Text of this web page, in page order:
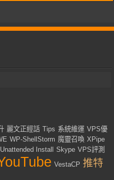
麗文正經話 Tips 系統維運 VPS優
WP-ShellStorm 魔靈召喚 XPipe
Unattended Install Skype VPS評測
VestaCP 推特